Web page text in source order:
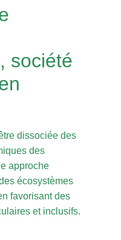
société
dissociée des
des
approche
écosystèmes
favorisant des
et inclusifs.